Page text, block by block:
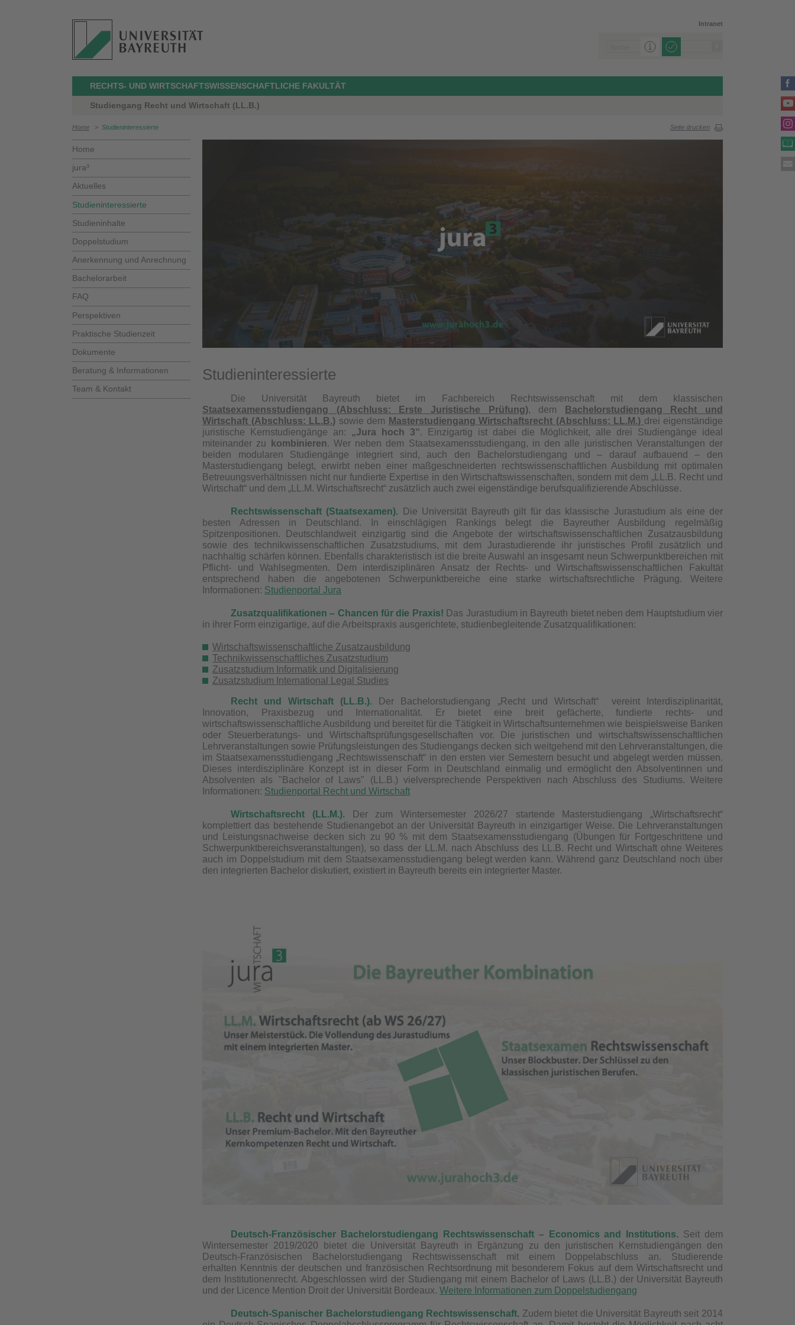
Intranet
RECHTS- UND WIRTSCHAFTSWISSENSCHAFTLICHE FAKULTÄT
Studiengang Recht und Wirtschaft (LL.B.)
Home > Studieninteressierte Seite drucken
Home
jura³
Aktuelles
Studieninteressierte
Studieninhalte
Doppelstudium
Anerkennung und Anrechnung
Bachelorarbeit
FAQ
Perspektiven
Praktische Studienzeit
Dokumente
Beratung & Informationen
Team & Kontakt
Studieninteressierte
Die Universität Bayreuth bietet im Fachbereich Rechtswissenschaft mit dem klassischen
Staatsexamensstudiengang (Abschluss: Erste Juristische Prüfung), dem
Bachelorstudiengang Recht und
Wirtschaft (Abschluss: LL.B.) sowie dem Masterstudiengang Wirtschaftsrecht (Abschluss: LL.M.) drei eigenständige
juristische Kernstudiengänge an: „Jura hoch 3“. Einzigartig ist dabei die Möglichkeit, alle drei Studiengänge ideal
miteinander zu
kombinieren. Wer neben dem Staatsexamensstudiengang, in den alle juristischen Veranstaltungen der
beiden modularen Studiengänge integriert sind, auch den Bachelorstudiengang und – darauf aufbauend – den
Masterstudiengang belegt, erwirbt neben einer maßgeschneiderten rechtswissenschaftlichen Ausbildung mit optimalen
Betreuungsverhältnissen nicht nur fundierte Expertise in den Wirtschaftswissenschaften, sondern mit dem „LL.B. Recht und
Wirtschaft“ und dem „LL.M. Wirtschaftsrecht“ zusätzlich auch zwei eigenständige berufsqualifizierende Abschlüsse.
Rechtswissenschaft (Staatsexamen).
Die Universität Bayreuth gilt für das klassische Jurastudium als eine der
besten Adressen in Deutschland. In einschlägigen Rankings belegt die Bayreuther Ausbildung regelmäßig
Spitzenpositionen. Deutschlandweit einzigartig sind die Angebote der wirtschaftswissenschaftlichen Zusatzausbildung
sowie des technikwissenschaftlichen Zusatzstudiums, mit dem Jurastudierende ihr juristisches Profil zusätzlich und
nachhaltig schärfen können. Ebenfalls charakteristisch ist die breite Auswahl an insgesamt neun Schwerpunktbereichen mit
Pflicht- und Wahlsegmenten. Dem interdisziplinären Ansatz der Rechts- und Wirtschaftswissenschaftlichen Fakultät
entsprechend haben die angebotenen Schwerpunktbereiche eine starke wirtschaftsrechtliche Prägung. Weitere
Informationen: Studienportal Jura
Zusatzqualifikationen – Chancen für die Praxis! Das Jurastudium in Bayreuth bietet neben dem Hauptstudium vier
in ihrer Form einzigartige, auf die Arbeitspraxis ausgerichtete, studienbegleitende Zusatzqualifikationen:
Wirtschaftswissenschaftliche Zusatzausbildung
Technikwissenschaftliches Zusatzstudium
Zusatzstudium Informatik und Digitalisierung
Zusatzstudium International Legal Studies
Recht und Wirtschaft (LL.B.).
Der Bachelorstudiengang „Recht und Wirtschaft“ vereint Interdisziplinarität,
Innovation, Praxisbezug und Internationalität. Er bietet eine breit gefächerte, fundierte rechts- und
wirtschaftswissenschaftliche Ausbildung und bereitet für die Tätigkeit in Wirtschaftsunternehmen wie beispielsweise Banken
oder Steuerberatungs- und Wirtschaftsprüfungsgesellschaften vor. Die juristischen und wirtschaftswissenschaftlichen
Lehrveranstaltungen sowie Prüfungsleistungen des Studiengangs decken sich weitgehend mit den Lehrveranstaltungen, die
im Staatsexamensstudiengang „Rechtswissenschaft“ in den ersten vier Semestern besucht und abgelegt werden müssen.
Dieses interdisziplinäre Konzept ist in dieser Form in Deutschland einmalig und ermöglicht den Absolventinnen und
Absolventen als "Bachelor of Laws" (LL.B.) vielversprechende Perspektiven nach Abschluss des Studiums. Weitere
Informationen: Studienportal Recht und Wirtschaft
Wirtschaftsrecht (LL.M.).
Der zum Wintersemester 2026/27 startende Masterstudiengang „Wirtschaftsrecht“
komplettiert das bestehende Studienangebot an der Universität Bayreuth in einzigartiger Weise. Die Lehrveranstaltungen
und Leistungsnachweise decken sich zu 90 % mit dem Staatsexamensstudiengang (Übungen für Fortgeschrittene und
Schwerpunktbereichsveranstaltungen), so dass der LL.M. nach Abschluss des LL.B. Recht und Wirtschaft ohne Weiteres
auch im Doppelstudium mit dem Staatsexamensstudiengang belegt werden kann. Während ganz Deutschland noch über
den integrierten Bachelor diskutiert, existiert in Bayreuth bereits ein integrierter Master.
Deutsch-Französischer Bachelorstudiengang Rechtswissenschaft – Economics and Institutions. Seit dem
Wintersemester 2019/2020 bietet die Universität Bayreuth in Ergänzung zu den juristischen Kernstudiengängen den
Deutsch-Französischen Bachelorstudiengang Rechtswissenschaft mit einem Doppelabschluss an. Studierende
erhalten Kenntnis der deutschen und französischen Rechtsordnung mit besonderem Fokus auf dem Wirtschaftsrecht und
dem Institutionenrecht. Abgeschlossen wird der Studiengang mit einem Bachelor of Laws (LL.B.) der Universität Bayreuth
und der Licence Mention Droit der Universität Bordeaux. Weitere Informationen zum Doppelstudiengang
Deutsch-Spanischer Bachelorstudiengang Rechtswissenschaft. Zudem bietet die Universität Bayreuth seit 2014